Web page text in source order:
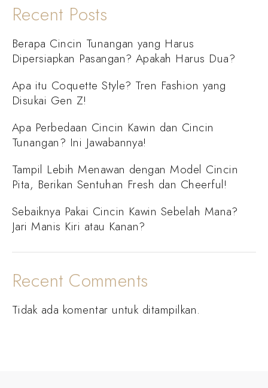
Recent Posts
Berapa Cincin Tunangan yang Harus
Dipersiapkan Pasangan? Apakah Harus Dua?
Apa itu Coquette Style? Tren Fashion yang
Disukai Gen Z!
Apa Perbedaan Cincin Kawin dan Cincin
Tunangan? Ini Jawabannya!
Tampil Lebih Menawan dengan Model Cincin
Pita, Berikan Sentuhan Fresh dan Cheerful!
Sebaiknya Pakai Cincin Kawin Sebelah Mana?
Jari Manis Kiri atau Kanan?
Recent Comments
Tidak ada komentar untuk ditampilkan.